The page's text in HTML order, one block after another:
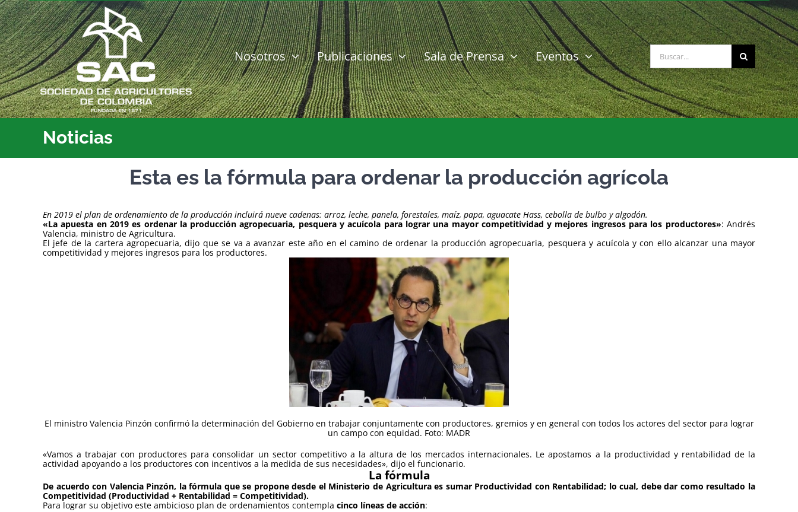
Saltar
al
contenido
Nosotros Publicaciones Sala de Prensa Eventos Buscar:
Noticias
Esta es la fórmula para ordenar la producción agrícola
En 2019 el plan de ordenamiento de la producción incluirá nueve cadenas: arroz, leche, panela, forestales, maíz, papa, aguacate Hass, cebolla de bulbo y algodón.
«La apuesta en 2019 es ordenar la producción agropecuaria, pesquera y acuícola para lograr una mayor competitividad y mejores ingresos para los productores»: Andrés
Valencia, ministro de Agricultura.
El jefe de la cartera agropecuaria, dijo que se va a avanzar este año en el camino de ordenar la producción agropecuaria, pesquera y acuícola y con ello alcanzar una mayor
competitividad y mejores ingresos para los productores.
El ministro Valencia Pinzón confirmó la determinación del Gobierno en trabajar conjuntamente con productores, gremios y en general con todos los actores del sector para lograr
un campo con equidad. Foto: MADR
«Vamos a trabajar con productores para consolidar un sector competitivo a la altura de los mercados internacionales. Le apostamos a la productividad y rentabilidad de la
actividad apoyando a los productores con incentivos a la medida de sus necesidades», dijo el funcionario.
La fórmula
De acuerdo con Valencia Pinzón, la fórmula que se propone desde el Ministerio de Agricultura es sumar Productividad con Rentabilidad; lo cual, debe dar como resultado la
Competitividad (Productividad + Rentabilidad = Competitividad).
Para lograr su objetivo este ambicioso plan de ordenamientos contempla cinco líneas de acción: